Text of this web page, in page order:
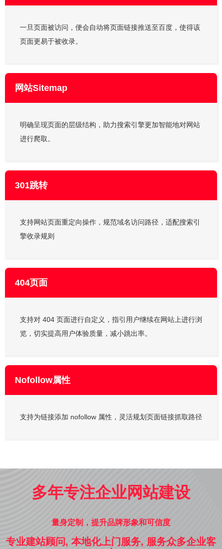
一旦页面被访问，便会自动将页面链接推送至百度，使得该
页面更易于被收录。
网站Sitemap
明确呈现页面的层级结构，助力搜索引擎更加智能地对网站
进行爬取。
301跳转
支持网站页面重定向操作，规范域名访问路径，适配搜索引
擎收录规则
404页面
支持对 404 页面进行自定义，指引用户继续在网站上进行浏
览，切实提高用户体验质量，减小跳出率。
Nofollow属性
支持为链接添加 nofollow 属性，灵活规划页面链接抓取路径
多年专注企业网站建设
量身定制，提升品牌形象和可信度
专业建站顾问, 本地化上门服务, 服务众多企业客